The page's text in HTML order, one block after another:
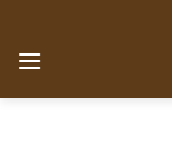
content